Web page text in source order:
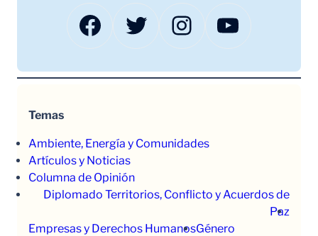
Facebook Twitter Instagram YouTube
Temas
Ambiente, Energía y Comunidades
Artículos y Noticias
Columna de Opinión
Diplomado Territorios, Conflicto y Acuerdos de
Paz
Empresas y Derechos HumanosGénero